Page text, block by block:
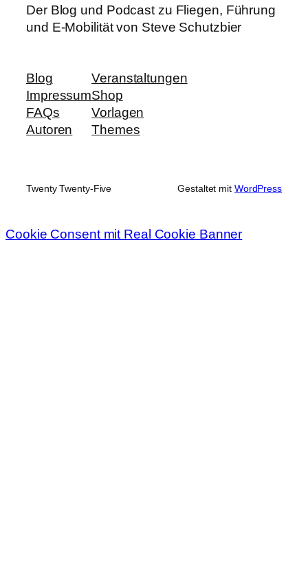
Der Blog und Podcast zu Fliegen, Führung
und E-Mobilität von Steve Schutzbier
Blog
Impressum
FAQs
Autoren
Veranstaltungen
Shop
Vorlagen
Themes
Twenty Twenty-Five Gestaltet mit WordPress
Cookie Consent mit Real Cookie Banner